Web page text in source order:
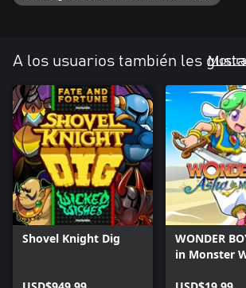
A los usuarios también les
Shovel Knight Dig
WONDER
in Monster